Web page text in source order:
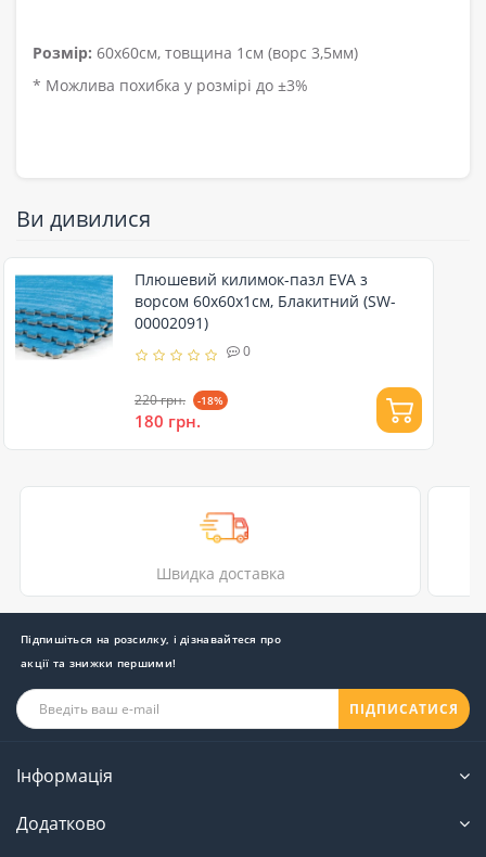
Розмір: 60х60см, товщина 1см (ворс 3,5мм)
* Можлива похибка у розмірі до ±3%
Ви дивилися
Плюшевий килимок-пазл EVA з
ворсом 60х60х1см, Блакитний (SW-
00002091)
0
220 грн. -18%
180 грн.
Швидка доставка
Підпишіться на розсилку, і дізнавайтеся про
акції та знижки першими!
ПІДПИСАТИСЯ
Інформація
Додатково